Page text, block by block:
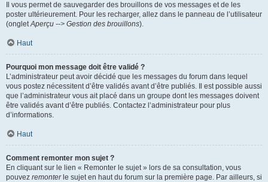
Il vous permet de sauvegarder des brouillons de vos messages et de les
poster ultérieurement. Pour les recharger, allez dans le panneau de l’utilisateur
(ongletAperçu --> Gestion des brouillons).
Haut
Pourquoi mon message doit être validé ?
L’administrateur peut avoir décidé que les messages du forum dans lequel
vous postez nécessitent d’être validés avant d’être publiés. Il est possible aussi
que l’administrateur vous ait placé dans un groupe dont les messages doivent
être validés avant d’être publiés. Contactez l’administrateur pour plus
d’informations.
Haut
Comment remonter mon sujet ?
En cliquant sur le lien « Remonter le sujet » lors de sa consultation, vous
pouvez remonterle sujet en haut du forum sur la première page. Par ailleurs, si